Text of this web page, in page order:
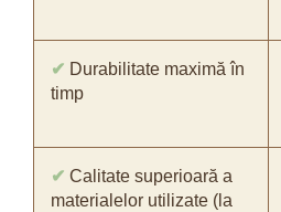
✔ Durabilitate maximă în
timp
✔ Calitate superioară a
materialelor utilizate (la